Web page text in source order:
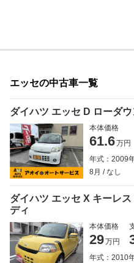
エッセの中古車一覧
ダイハツ エッセ D ローダ
本体価格
61.6万円
年式：2009
8月
なし
ダイハツ エッセ X キーレ
ディ
本体価格
29万円
年式：2010